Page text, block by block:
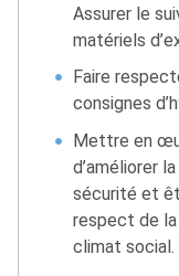
Assurer le
matériels
Faire
consignes
Mettre en
d’améliorer
sécurité et
respect de la
climat social.